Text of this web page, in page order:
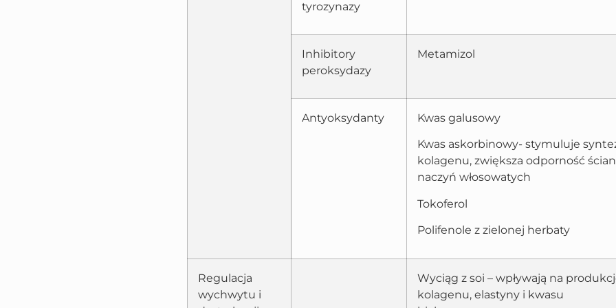
tyrozynazy
Inhibitory
peroksydazy
Metamizol
Antyoksydanty
Kwas galusowy
Kwas askorbinowy- stymuluje
kolagenu, zwiększa odporność ścian
naczyń włosowatych
Tokoferol
Polifenole z zielonej herbaty
Regulacja
wychwytu i
Wyciąg z soi – wpływają na
kolagenu, elastyny i kwasu